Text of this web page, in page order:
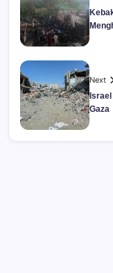
Next
Gaza